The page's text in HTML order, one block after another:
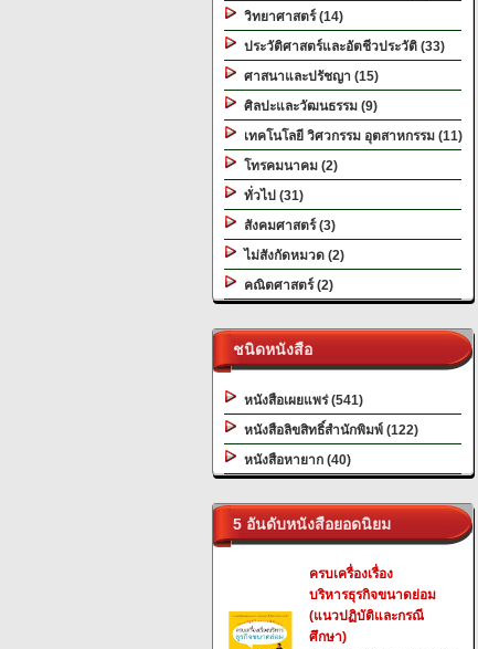
วิทยาศาสตร์ (14)
ประวัติศาสตร์และอัตชีวประวัติ (33)
ศาสนาและปรัชญา (15)
ศิลปะและวัฒนธรรม (9)
เทคโนโลยี วิศวกรรม อุตสาหกรรม (11)
โทรคมนาคม (2)
ทั่วไป (31)
สังคมศาสตร์ (3)
ไม่สังกัดหมวด (2)
คณิตศาสตร์ (2)
ชนิดหนังสือ
หนังสือเผยแพร่ (541)
หนังสือลิขสิทธิ์สำนักพิมพ์ (122)
หนังสือหายาก (40)
5 อันดับหนังสือยอดนิยม
ครบเครื่องเรื่อง
บริหารธุรกิจขนาดย่อม
(แนวปฏิบัติและกรณี
ศึกษา)